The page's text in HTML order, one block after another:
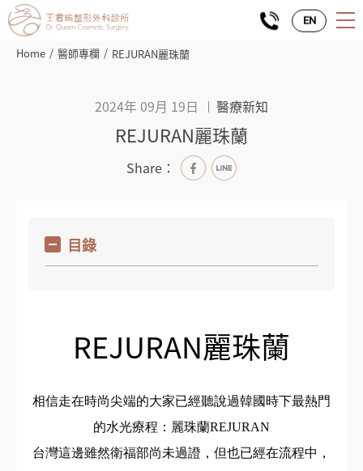
EN
Home 醫師專欄 REJURAN麗珠蘭
2024年 09月 19日 醫療新知
REJURAN麗珠蘭
Share：
目錄
REJURAN麗珠蘭
相信走在時尚尖端的大家已經聽說過韓國時下最熱門
的水光療程：麗珠蘭REJURAN
台灣這邊雖然衛福部尚未過證，但也已經在流程中，